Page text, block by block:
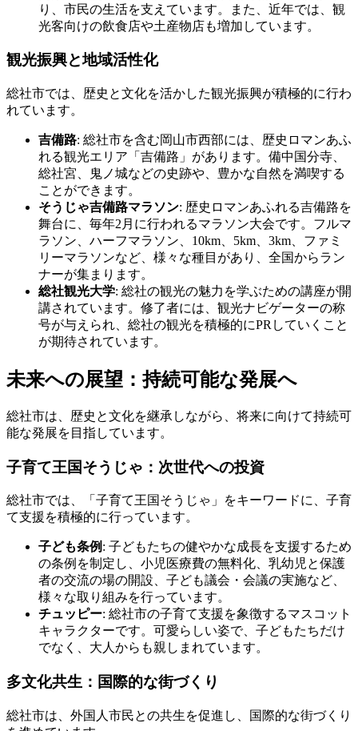
り、市民の生活を支えています。また、近年では、観
光客向けの飲食店や土産物店も増加しています。
観光振興と地域活性化
総社市では、歴史と文化を活かした観光振興が積極的に行わ
れています。
吉備路: 総社市を含む岡山市西部には、歴史ロマンあふ
れる観光エリア「吉備路」があります。備中国分寺、
総社宮、鬼ノ城などの史跡や、豊かな自然を満喫する
ことができます。
そうじゃ吉備路マラソン: 歴史ロマンあふれる吉備路を
舞台に、毎年2月に行われるマラソン大会です。フルマ
ラソン、ハーフマラソン、10km、5km、3km、ファミ
リーマラソンなど、様々な種目があり、全国からラン
ナーが集まります。
総社観光大学: 総社の観光の魅力を学ぶための講座が開
講されています。修了者には、観光ナビゲーターの称
号が与えられ、総社の観光を積極的にPRしていくこと
が期待されています。
未来への展望：持続可能な発展へ
総社市は、歴史と文化を継承しながら、将来に向けて持続可
能な発展を目指しています。
子育て王国そうじゃ：次世代への投資
総社市では、「子育て王国そうじゃ」をキーワードに、子育
て支援を積極的に行っています。
子ども条例 : 子どもたちの健やかな成長を支援するため
の条例を制定し、小児医療費の無料化、乳幼児と保護
者の交流の場の開設、子ども議会・会議の実施など、
様々な取り組みを行っています。
チュッピー: 総社市の子育て支援を象徴するマスコット
キャラクターです。可愛らしい姿で、子どもたちだけ
でなく、大人からも親しまれています。
多文化共生：国際的な街づくり
総社市は、外国人市民との共生を促進し、国際的な街づくり